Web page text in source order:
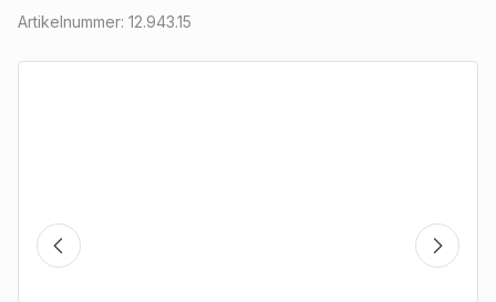
Artikelnummer: 12.943.15